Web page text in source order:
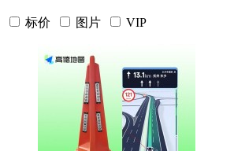
标价 图片 VIP